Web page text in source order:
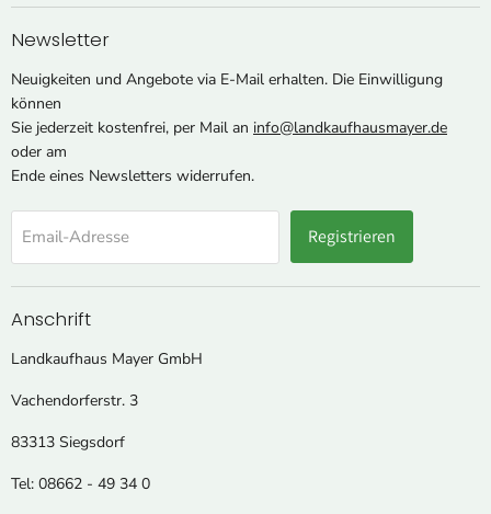
Newsletter
Neuigkeiten und Angebote via E-Mail erhalten. Die Einwilligung
können
Sie jederzeit kostenfrei, per Mail an info@landkaufhausmayer.de
oder am
Ende eines Newsletters widerrufen.
Email-Adresse Registrieren
Anschrift
Landkaufhaus Mayer GmbH
Vachendorferstr. 3
83313 Siegsdorf
Tel: 08662 - 49 34 0